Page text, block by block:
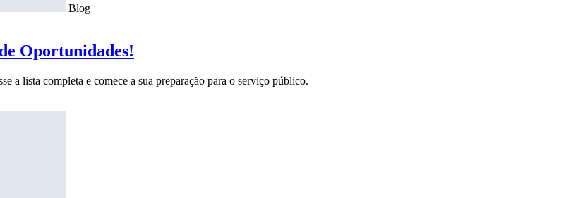
Blog
Oportunidades!
a lista completa e comece a sua preparação para o serviço público.